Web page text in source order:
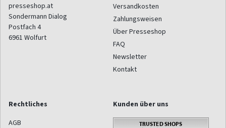
presseshop.at
Sondermann Dialog
Postfach 4
6961 Wolfurt
Versandkosten
Zahlungsweisen
Über Presseshop
FAQ
Newsletter
Kontakt
Rechtliches
AGB
Kunden über uns